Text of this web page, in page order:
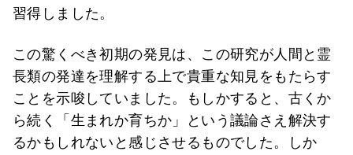
習得しました。
この驚くべき初期の発見は、この研究が人間と霊
長類の発達を理解する上で貴重な知見をもたらす
ことを示唆していました。もしかすると、古くか
ら続く「生まれか育ちか」という議論さえ解決す
るかもしれないと感じさせるものでした。しか